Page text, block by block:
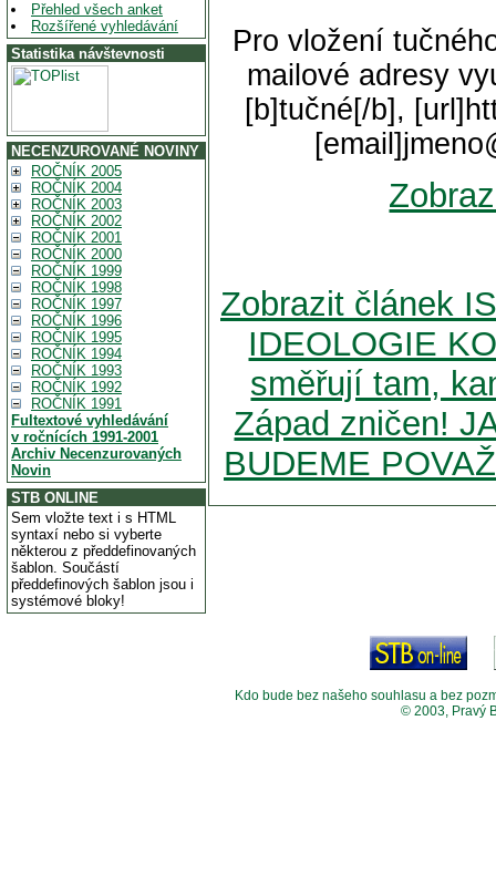
Přehled všech anket
Rozšířené vyhledávání
Statistika návštevnosti
NECENZUROVANÉ NOVINY
ROČNÍK 2005
ROČNÍK 2004
ROČNÍK 2003
ROČNÍK 2002
ROČNÍK 2001
ROČNÍK 2000
ROČNÍK 1999
ROČNÍK 1998
ROČNÍK 1997
ROČNÍK 1996
ROČNÍK 1995
ROČNÍK 1994
ROČNÍK 1993
ROČNÍK 1992
ROČNÍK 1991
Fultextové vyhledávání
v ročnících 1991-2001
Archiv Necenzurovaných
Novin
STB ONLINE
Sem vložte text i s HTML
syntaxí nebo si vyberte
některou z předdefinovaných
šablon. Součástí
předdefinových šablon jsou i
systémové bloky!
Pro vložení
mailové adresy
[b]tučné[/b],
Zobrazit článek
IDEOLOGIE
směřují tam,
Západ zničen!
BUDEME
Kdo bude bez našeho souhlasu a bez
© 2003, Pravý